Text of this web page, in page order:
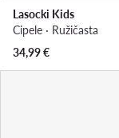
Lasocki Kids
Cipele · Ružičasta
34,99€